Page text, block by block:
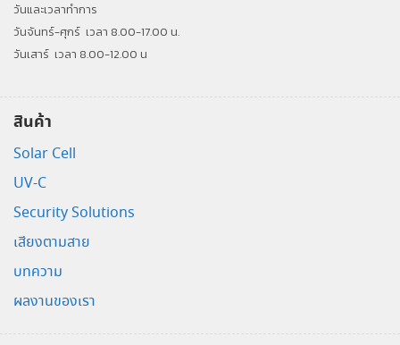
วันและเวลาทำการ
วันจันทร์-ศุกร์ เวลา 8.00-17.00 น.
วันเสาร์ เวลา 8.00-12.00 น
สินค้า
Solar Cell
UV-C
Security Solutions
เสียงตามสาย
บทความ
ผลงานของเรา